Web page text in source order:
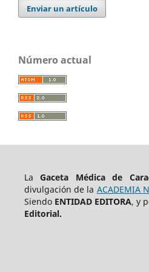
Enviar un artículo
Número actual
LaGaceta Médica de
divulgación de la ACADEMIA
Siendo ENTIDAD EDITORA, y
Editorial.